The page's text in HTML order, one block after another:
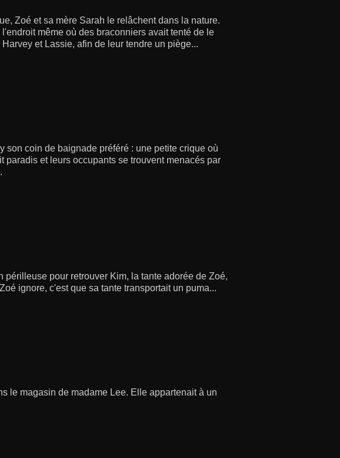
Zoé et sa mère Sarah le relâchent dans la nature.
même où des braconniers avait tenté de le
et Lassie, afin de leur tendre un piège...
son coin de baignade préféré : une petite crique où
paradis et leurs occupants se trouvent menacés par
pour retrouver Kim, la tante adorée de Zoé,
ignore, c'est que sa tante transportait un puma...
le magasin de madame Lee. Elle appartenait à un